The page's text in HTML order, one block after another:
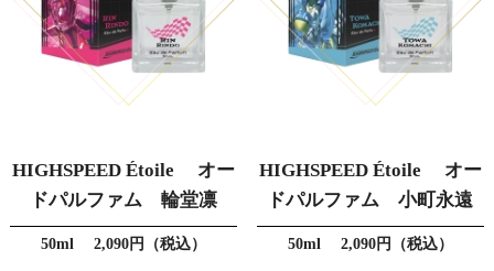
HIGHSPEED Étoile オー
ドパルファム 輪堂凛
50ml 2,090円（税込）
HIGHSPEED Étoile オー
ドパルファム 小町永遠
50ml 2,090円（税込）